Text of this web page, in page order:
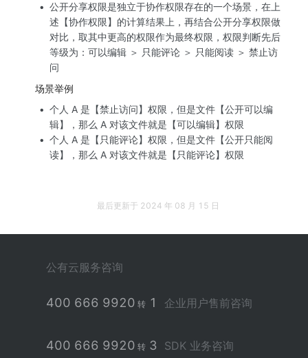
公开分享权限是独立于协作权限存在的一个场景，在上
述【协作权限】的计算结果上，再结合公开分享权限做
对比，取其中更高的权限作为最终权限，权限判断先后
等级为：可以编辑 ＞ 只能评论 ＞ 只能阅读 ＞ 禁止访
问
场景举例
个人 A 是【禁止访问】权限，但是文件【公开可以编
辑】，那么 A 对该文件就是【可以编辑】权限
个人 A 是【只能评论】权限，但是文件【公开只能阅
读】，那么 A 对该文件就是【只能评论】权限
最后更新于 2024 年 08 月 15 日
公有云服务咨询
400 666 9920 转1 企业用户售前咨询
400 666 9920 转3 SDK 业务咨询